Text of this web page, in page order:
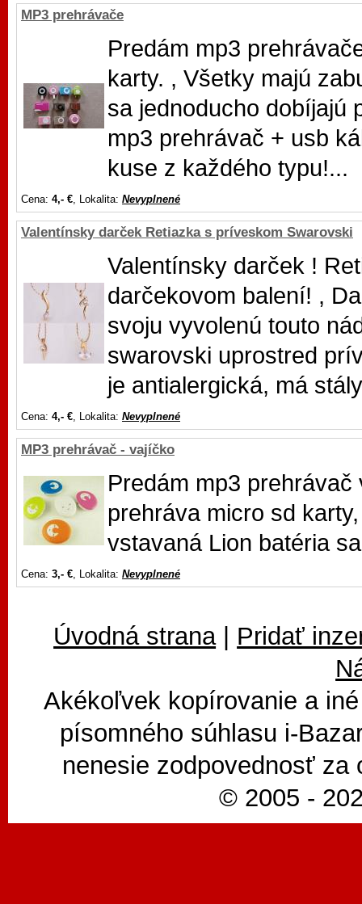
MP3 prehrávače
Predám mp3
karty. , Všetky majú
sa jednoducho dobíjajú
mp3 prehrávač + usb
kuse z každého typu!...
Cena: 4,- € , Lokalita: Nevyplnené
Valentínsky darček Retiazka s príveskom Swarovski
Valentínsky darček !
darčekovom balení! ,
svoju vyvolenú touto
swarovski uprostred
je antialergická, má
Cena: 4,- € , Lokalita: Nevyplnené
MP3 prehrávač - vajíčko
Predám mp3
prehráva micro sd
vstavaná Lion batéria
Cena: 3,- €, Lokalita: Nevyplnené
Úvodná strana| Pridať
Akékoľvek kopírovanie a
písomného súhlasu i-
nenesie zodpovednosť za
© 2005 -